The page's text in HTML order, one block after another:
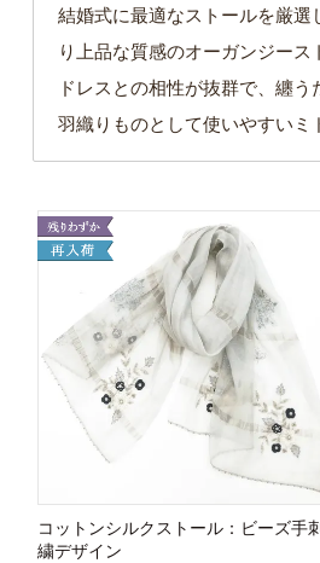
結婚式に最適なストールを厳選
り上品な質感のオーガンジース
ドレスとの相性が抜群で、纏
羽織りものとして使いやすいミ
コットンシルクストール：ビーズ手刺
繍デザイン